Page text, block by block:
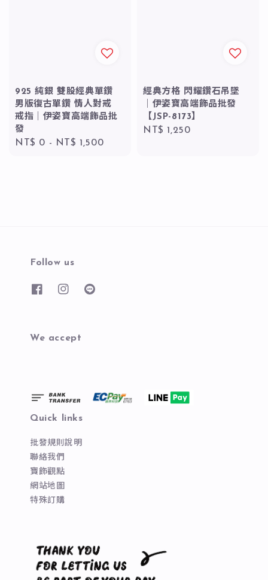
925 純銀 雙股經典單鑽
男版復古單鑽 情人對戒
戒指｜伊姿寶高端飾品批
發
Regular
NT$ 0 - NT$ 1,500
經典方格 閃耀鑽石吊墜
｜伊姿寶高端飾品批發
【JSP-8173】
Regular
NT$ 1,250
Follow us
We accept
Quick links
批發規則說明
聯絡我們
寶飾觀點
網站地圖
特殊訂購